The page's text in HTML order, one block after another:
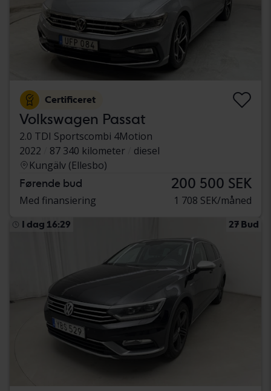
Certificeret
Volkswagen Passat
2.0 TDI Sportscombi 4Motion
2022
87 340 kilometer
diesel
Kungälv (Ellesbo)
Førende bud 200 500 SEK
Med finansiering 1 708 SEK/måned
I dag 16:29 27 Bud